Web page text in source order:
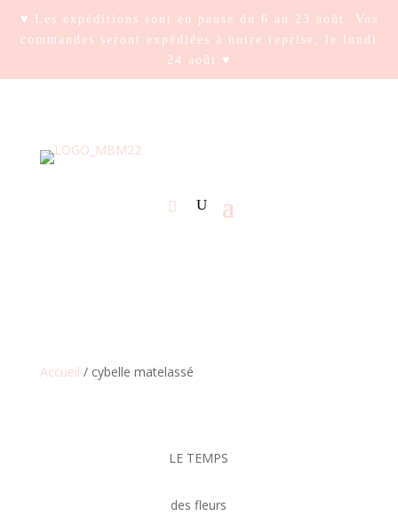
♥ Les expéditions sont en pause du 6 au 23 août. Vos
commandes seront expédiées à notre reprise, le lundi
24 août ♥
Accueil / cybelle matelassé
LE TEMPS
des fleurs